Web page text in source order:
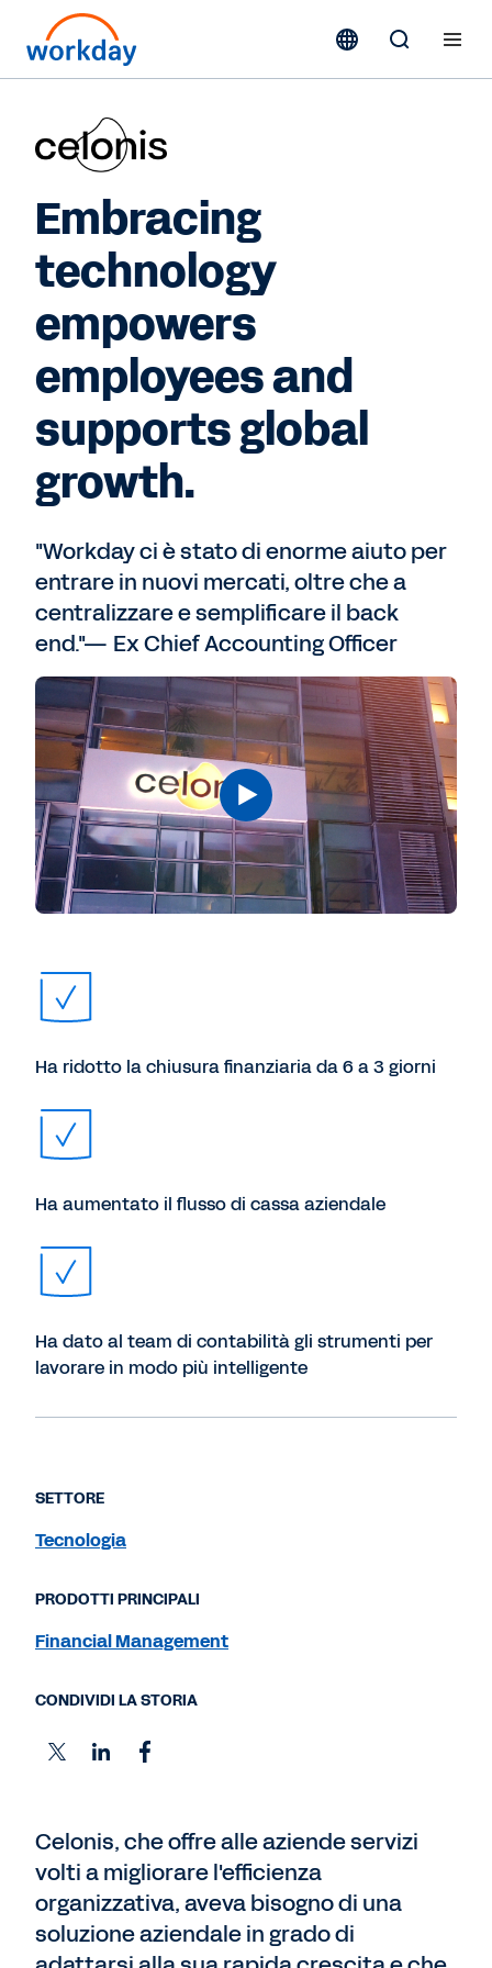
Embracing
technology
empowers
employees and
supports global
growth.
"Workday ci è stato di enorme aiuto per
entrare in nuovi mercati, oltre che a
centralizzare e semplificare il back
end."— Ex Chief Accounting Officer
Ha ridotto la chiusura finanziaria da 6 a 3 giorni
Ha aumentato il flusso di cassa aziendale
Ha dato al team di contabilità gli strumenti per
lavorare in modo più intelligente
Celonis, che offre alle aziende servizi
volti a migliorare l'efficienza
organizzativa, aveva bisogno di una
soluzione aziendale in grado di
SETTORE
Tecnologia
PRODOTTI PRINCIPALI
Financial Management
CONDIVIDI LA STORIA